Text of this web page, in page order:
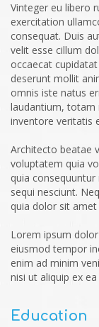
Vinteger eu libero
exercitation
consequat. Duis
velit esse cillum
occaecat
deserunt mollit
omnis iste natus
laudantium, totam
inventore veritatis
Architecto beatae
voluptatem quia
quia
sequi nesciunt.
quia dolor sit
Lorem ipsum
eiusmod tempor
enim ad minim
nisi ut aliquip ex
Education